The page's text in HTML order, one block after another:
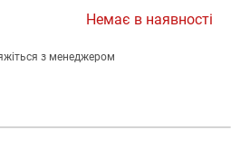
Немає в наявності
з менеджером